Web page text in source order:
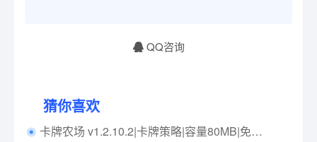
QQ咨询
猜你喜欢
卡牌农场 v1.2.10.2|卡牌策略|容量80MB|免安装绿色中文版|支持键盘.鼠标